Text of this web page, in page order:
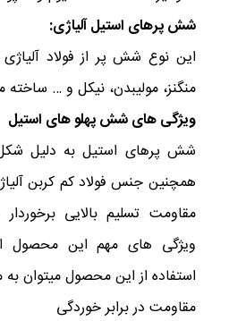
شش پرهای استیل آلیاژی:
این نوع شش پر از فولاد
منگنز، مولیبدن، نیکل و …
ویژگی های شش پهلو های استیل
شش پرهای استیل به دلیل
همچنین جنس فولاد کم کربن
مقاومت تسلیم بالایی
ویژگی های مهم این محصول
استفاده از این محصول میتوان به
مقاومت در برابر خوردگی